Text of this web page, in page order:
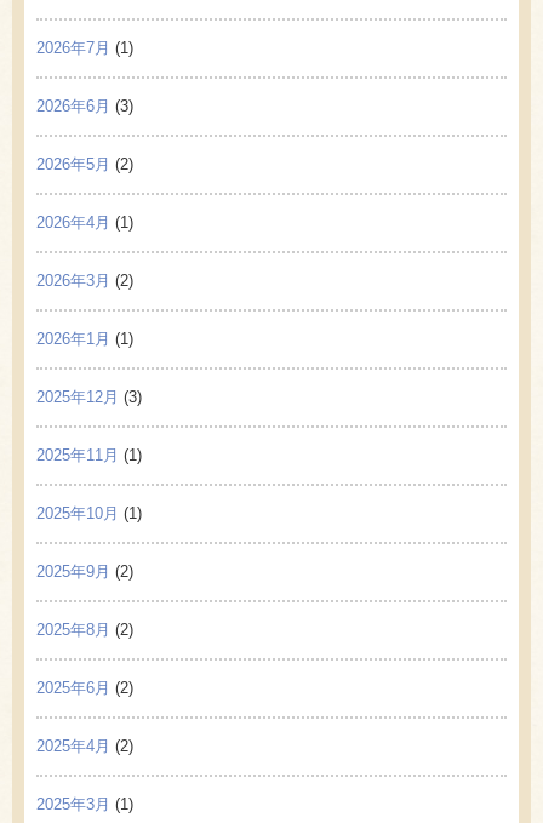
2026年7月 (1)
2026年6月 (3)
2026年5月 (2)
2026年4月 (1)
2026年3月 (2)
2026年1月 (1)
2025年12月 (3)
2025年11月 (1)
2025年10月 (1)
2025年9月 (2)
2025年8月 (2)
2025年6月 (2)
2025年4月 (2)
2025年3月 (1)